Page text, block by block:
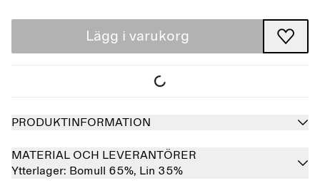
Lägg i varukorg
PRODUKTINFORMATION
MATERIAL OCH LEVERANTÖRER
Ytterlager: Bomull 65%, Lin 35%